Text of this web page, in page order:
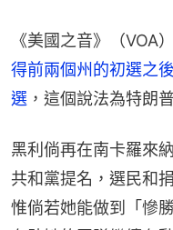
《美國之音》（VOA
得前兩個州的初選之
選 ，這個說法為特朗
黑利倘再在南卡羅來
共和黨提名，選民和
惟倘若她能做到「慘